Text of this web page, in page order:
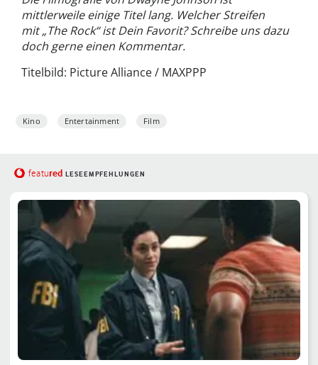
mittlerweile einige Titel lang. Welcher Streifen
mit „The Rock“ ist Dein Favorit? Schreibe uns dazu
doch gerne einen Kommentar.
Titelbild: Picture Alliance / MAXPPP
Kino Entertainment Film
featured LESEEMPFEHLUNGEN